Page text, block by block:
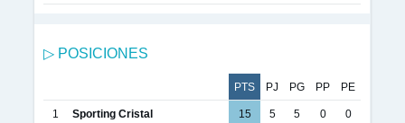
▷ POSICIONES
PTS PJ PG PP PE
1 Sporting Cristal 15 5 5 0 0